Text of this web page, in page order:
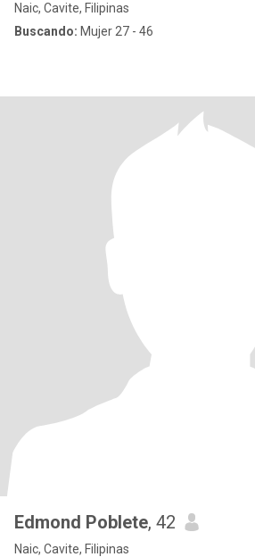
Naic, Cavite, Filipinas
Buscando: Mujer 27 - 46
Edmond Poblete, 42
Naic, Cavite, Filipinas